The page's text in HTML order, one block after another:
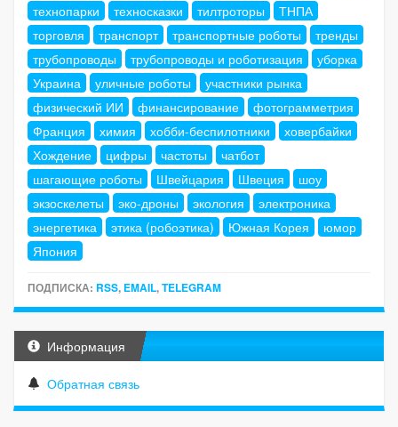
технопарки
техносказки тилтроторы
ТНПА
торговля
транспорт транспортные роботы
тренды
трубопроводы
трубопроводы и роботизация
уборка
Украина
уличные роботы
участники рынка
физический ИИ
финансирование
фотограмметрия
Франция
химия хобби-беспилотники
ховербайки
Хождение
цифры частоты
чатбот
шагающие роботы
Швейцария Швеция
шоу
экзоскелеты
эко-дроны экология
электроника
энергетика
этика (робоэтика) Южная Корея
юмор
Япония
ПОДПИСКА: RSS, EMAIL,TELEGRAM
Информация
Обратная связь